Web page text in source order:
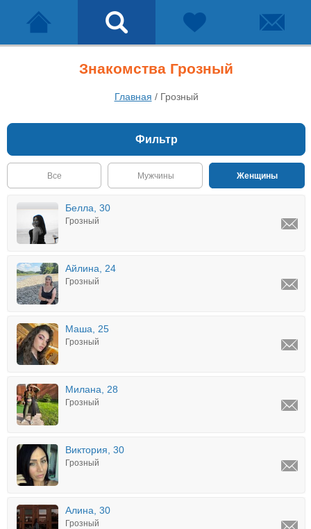
Знакомства Грозный
Главная / Грозный
Фильтр
Все Мужчины Женщины
Белла, 30
Грозный
Айлина, 24
Грозный
Маша, 25
Грозный
Милана, 28
Грозный
Виктория, 30
Грозный
Алина, 30
Грозный